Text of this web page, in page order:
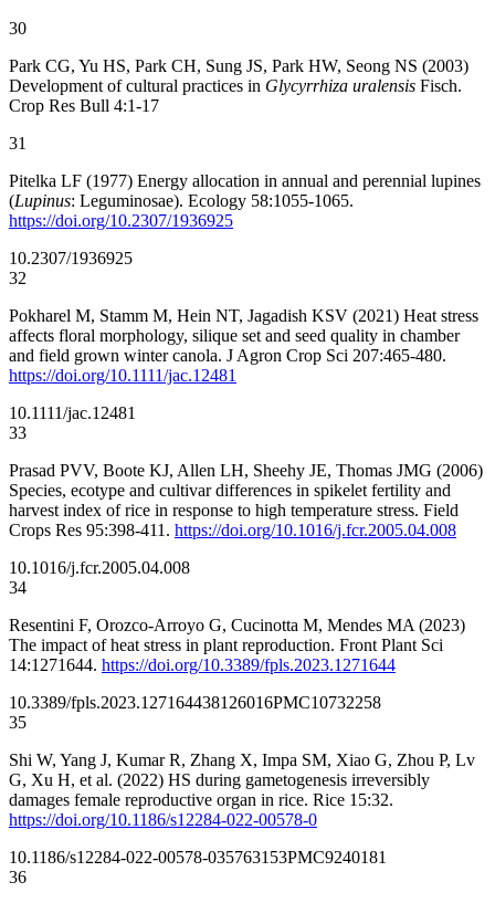
30
Park CG, Yu HS, Park CH, Sung JS, Park HW, Seong NS (2003)
Development of cultural practices in Glycyrrhiza uralensis Fisch.
Crop Res Bull 4:1-17
31
Pitelka LF (1977) Energy allocation in annual and perennial lupines
(Lupinus: Leguminosae). Ecology 58:1055-1065.
https://doi.org/10.2307/1936925
10.2307/1936925
32
Pokharel M, Stamm M, Hein NT, Jagadish KSV (2021) Heat stress
affects floral morphology, silique set and seed quality in chamber
and field grown winter canola. J Agron Crop Sci 207:465-480.
https://doi.org/10.1111/jac.12481
10.1111/jac.12481
33
Prasad PVV, Boote KJ, Allen LH, Sheehy JE, Thomas JMG (2006)
Species, ecotype and cultivar differences in spikelet fertility and
harvest index of rice in response to high temperature stress. Field
Crops Res 95:398-411. https://doi.org/10.1016/j.fcr.2005.04.008
10.1016/j.fcr.2005.04.008
34
Resentini F, Orozco-Arroyo G, Cucinotta M, Mendes MA (2023)
The impact of heat stress in plant reproduction. Front Plant Sci
14:1271644. https://doi.org/10.3389/fpls.2023.1271644
10.3389/fpls.2023.127164438126016PMC10732258
35
Shi W, Yang J, Kumar R, Zhang X, Impa SM, Xiao G, Zhou P, Lv
G, Xu H, et al. (2022) HS during gametogenesis irreversibly
damages female reproductive organ in rice. Rice 15:32.
https://doi.org/10.1186/s12284-022-00578-0
10.1186/s12284-022-00578-035763153PMC9240181
36